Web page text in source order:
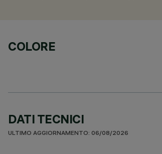
COLORE
DATI TECNICI
ULTIMO AGGIORNAMENTO: 06/08/2026